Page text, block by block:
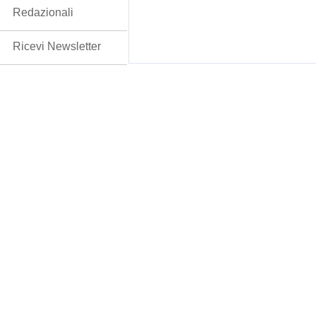
Redazionali
Ricevi Newsletter